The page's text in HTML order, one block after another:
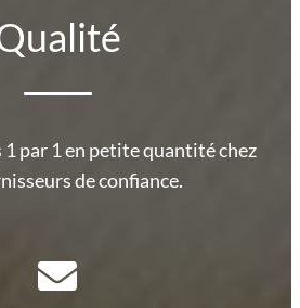
par 1 en petite quantité chez
de confiance.